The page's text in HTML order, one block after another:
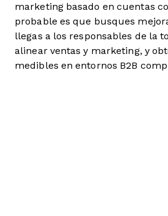
marketing basado en cuentas
probable es que busques
llegas a los responsables de la
alinear ventas y marketing, y
medibles en entornos B2B